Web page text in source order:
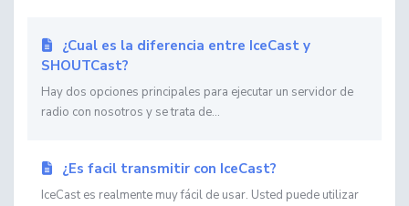
¿Cual es la diferencia entre IceCast y
SHOUTCast?
Hay dos opciones principales para ejecutar un servidor de
radio con nosotros y se trata de...
¿Es facil transmitir con IceCast?
IceCast es realmente muy fácil de usar. Usted puede utilizar